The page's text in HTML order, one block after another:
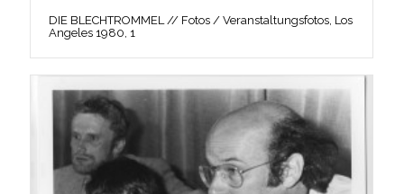
DIE BLECHTROMMEL // Fotos / Veranstaltungsfotos, Los
Angeles 1980, 1